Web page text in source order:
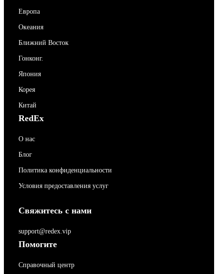
Европа
Океания
Ближний Восток
Гонконг.
Япония
Корея
Китай
RedEx
О нас
Блог
Политика конфиденциальности
Условия предоставления услуг
Свяжитесь с нами
support@redex.vip
Помогите
Справочный центр